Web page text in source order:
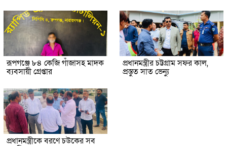
রূপগঞ্জে ৮৪ কেজি গাঁজাসহ মাদক
ব্যবসায়ী গ্রেপ্তার
প্রধানমন্ত্রীর চট্টগ্রাম সফর কাল,
প্রস্তুত সাত ভেন্যু
প্রধানমন্ত্রীকে বরণে চউকের সব